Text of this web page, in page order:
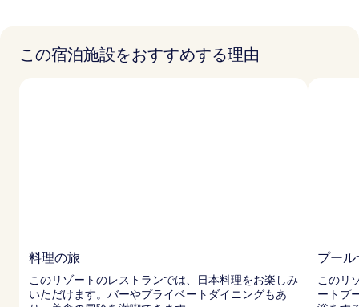
この宿泊施設をおすすめする理由
料理の旅
このリゾートのレストランでは、日本料理をお楽しみ
いただけます。バーやプライベートダイニングもあ
プー
このリ
ートプ